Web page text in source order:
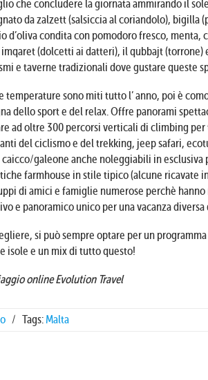
che concludere la giornata ammirando il
da zalzett (salsiccia al coriandolo), bigilla
d’oliva condita con pomodoro fresco,
(dolcetti ai datteri), il qubbajt (torrone)
e taverne tradizionali dove gustare queste
temperature sono miti tutto l’ anno, poi è
dello sport e del relax. Offre panorami
ad oltre 300 percorsi verticali di climbing
del ciclismo e del trekking, jeep safari,
galeone anche noleggiabili in
farmhouse in stile tipico (alcune ricavate
di amici e famiglie numerose perchè
e panoramico unico per una vacanza diversa
si può sempre optare per un
isole e un mix di tutto questo!
online Evolution Travel
/ Tags:Malta